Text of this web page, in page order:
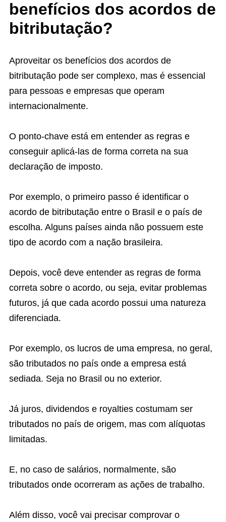
benefícios dos acordos de
bitributação?
Aproveitar os benefícios dos acordos de
bitributação pode ser complexo, mas é essencial
para pessoas e empresas que operam
internacionalmente.
O ponto-chave está em entender as regras e
conseguir aplicá-las de forma correta na sua
declaração de imposto.
Por exemplo, o primeiro passo é identificar o
acordo de bitributação entre o Brasil e o país de
escolha. Alguns países ainda não possuem este
tipo de acordo com a nação brasileira.
Depois, você deve entender as regras de forma
correta sobre o acordo, ou seja, evitar problemas
futuros, já que cada acordo possui uma natureza
diferenciada.
Por exemplo, os lucros de uma empresa, no geral,
são tributados no país onde a empresa está
sediada. Seja no Brasil ou no exterior.
Já juros, dividendos e royalties costumam ser
tributados no país de origem, mas com alíquotas
limitadas.
E, no caso de salários, normalmente, são
tributados onde ocorreram as ações de trabalho.
Além disso, você vai precisar comprovar o